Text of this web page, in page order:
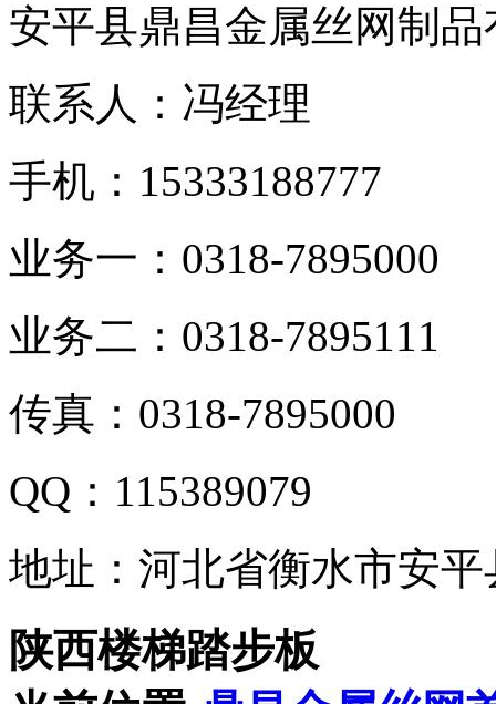
安平县鼎昌金属丝网制
联系人：冯经理
手机：15333188777
业务一：0318-7895000
业务二：0318-7895111
传真：0318-7895000
QQ：115389079
地址：河北省衡水市安
陕西楼梯踏步板